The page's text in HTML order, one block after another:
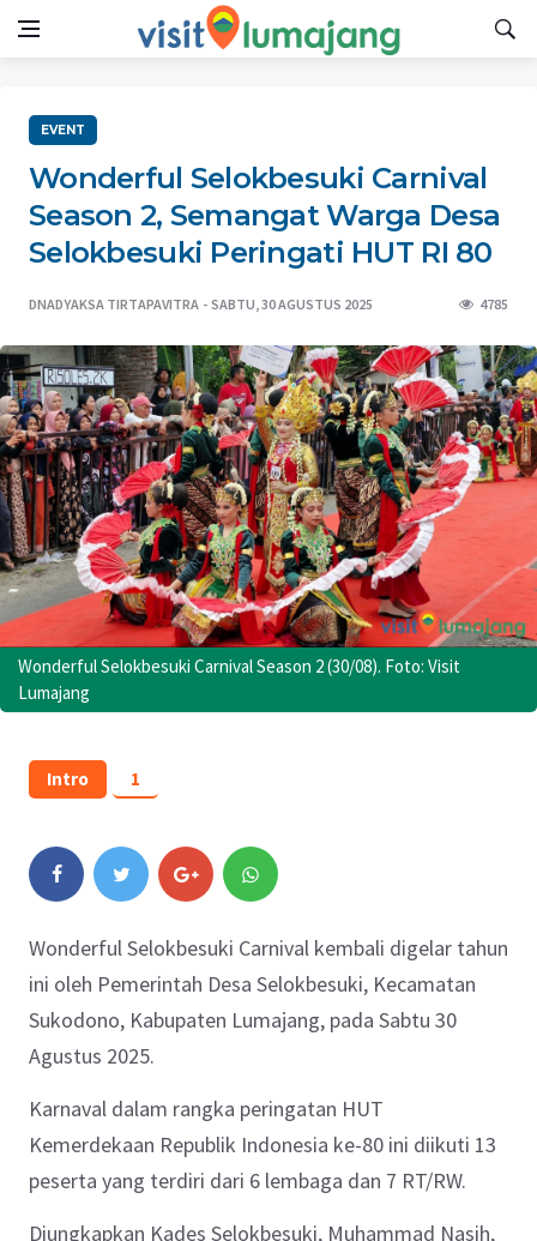
EVENT
Wonderful Selokbesuki Carnival
Season 2, Semangat Warga Desa
Selokbesuki Peringati HUT RI 80
DNADYAKSA TIRTAPAVITRA SABTU, 30 AGUSTUS 2025 4785
Wonderful Selokbesuki Carnival Season 2 (30/08). Foto: Visit
Lumajang
Intro 1
Wonderful Selokbesuki Carnival kembali digelar tahun
ini oleh Pemerintah Desa Selokbesuki, Kecamatan
Sukodono, Kabupaten Lumajang, pada Sabtu 30
Agustus 2025.
Karnaval dalam rangka peringatan HUT
Kemerdekaan Republik Indonesia ke-80 ini diikuti 13
peserta yang terdiri dari 6 lembaga dan 7 RT/RW.
Diungkapkan Kades Selokbesuki, Muhammad Nasih,